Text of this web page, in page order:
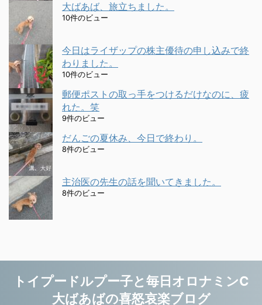
大ばあば、旅立ちました。
10件のビュー
今日はライザップの株主優待の申し込みで終
わりました。
10件のビュー
郵便ポストの取っ手をつけるだけなのに、疲
れた。笑
9件のビュー
だんごの夏休み、今日で終わり。
8件のビュー
主治医の先生の話を聞いてきました。
8件のビュー
トイプードルプー子と毎日オロナミンC
大ばあばの喜怒哀楽ブログ